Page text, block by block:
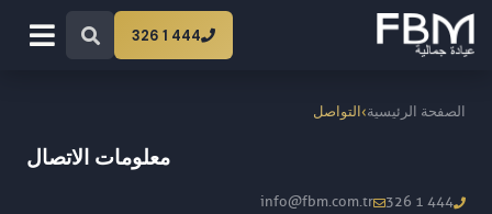
444 1 326
الصفحة الرئيسية›التواصل
معلومات الاتصال
444 1 326
info@fbm.com.tr